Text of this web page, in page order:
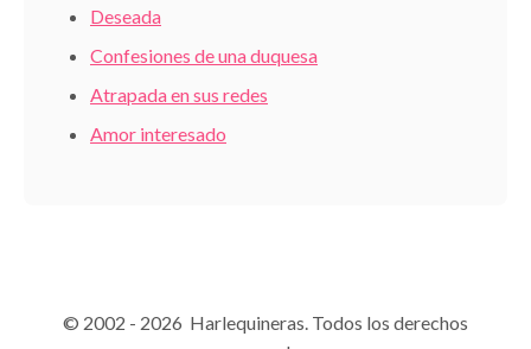
Deseada
Confesiones de una duquesa
Atrapada en sus redes
Amor interesado
© 2002 - 2026 Harlequineras. Todos los derechos